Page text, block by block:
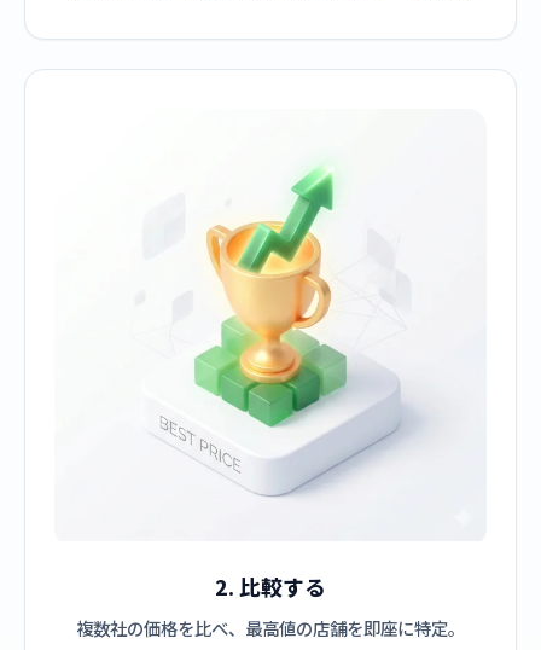
2. 比較する
複数社の価格を比べ、最高値の店舗を即座に特定。